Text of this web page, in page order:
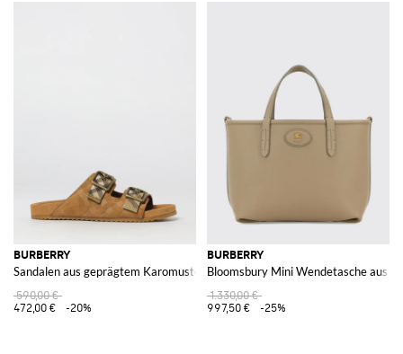
BURBERRY
Sandalen aus geprägtem Karomuster-Wildleder
590,00 €
472,00 €
-20%
BURBERRY
Bloomsbury Mini Wendetasche aus
1.330,00 €
997,50 €
-25%